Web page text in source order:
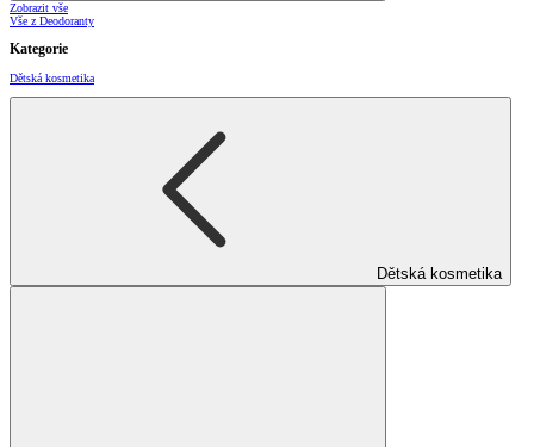
Zobrazit vše
Vše z Deodoranty
Kategorie
Dětská kosmetika
Dětská kosmetika